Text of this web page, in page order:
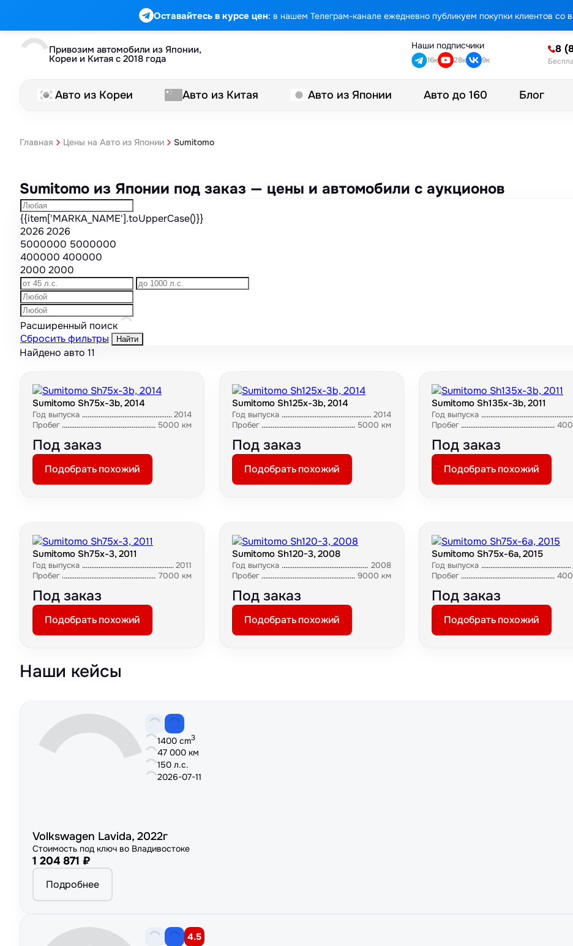
Оставайтесь в курсе цен: в нашем Телеграм-канале ежедневно публикуем покупки клиентов со
Привозим автомобили из Японии,
Кореи и Китая с 2018 года
Наши подписчики
16к 28к 9к
8
Авто из Кореи Авто из Китая Авто из Японии Авто до 160 Блог
Главная Цены на Авто из Японии Sumitomo
Sumitomo из Японии под заказ — цены и автомобили с аукционов
{{item['MARKA_NAME'].toUpperCase()}}
2026 2026
5000000 5000000
400000 400000
2000 2000
Расширенный поиск
Сбросить фильтры
Найти
Найдено авто 11
Sumitomo Sh75x-3b, 2014
Год выпуска
2014
Пробег
5000 км
Под заказ
Подобрать похожий
Sumitomo Sh125x-3b, 2014
Год выпуска
2014
Пробег
5000 км
Под заказ
Подобрать похожий
Sumitomo Sh135x-3b, 2011
Год выпуска
Пробег
Под заказ
Подобрать похожий
Sumitomo Sh75x-3, 2011
Год выпуска
2011
Пробег
7000 км
Под заказ
Подобрать похожий
Sumitomo Sh120-3, 2008
Год выпуска
2008
Пробег
9000 км
Под заказ
Подобрать похожий
Sumitomo Sh75x-6a, 2015
Год выпуска
Пробег
Под заказ
Подобрать похожий
Наши кейсы
1400 cm3
47 000 км
150 л.с.
2026-07-11
Volkswagen Lavida, 2022г
Стоимость под ключ во Владивостоке
1 204 871 ₽
Подробнее
4.5